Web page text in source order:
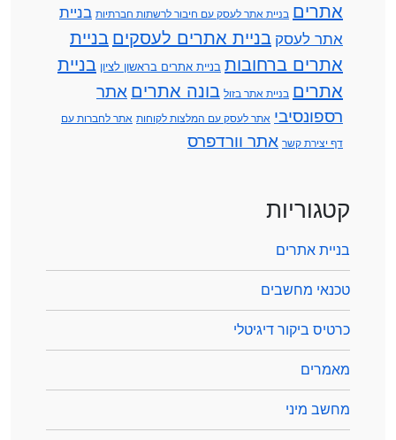
אתרים בניית אתר לעסק עם חיבור לרשתות חברתיות בניית
אתר לעסק בניית אתרים לעסקים בניית
אתרים ברחובות בניית אתרים בראשון לציון בניית
אתרים בניית אתר בזול בונה אתרים אתר
רספונסיבי אתר לעסק עם המלצות לקוחות אתר לחברות עם
דף יצירת קשר אתר וורדפרס
קטגוריות
בניית אתרים
טכנאי מחשבים
כרטיס ביקור דיגיטלי
מאמרים
מחשב מיני